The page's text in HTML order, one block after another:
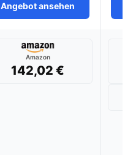
Angebot ansehen
Amazon
142,02 €